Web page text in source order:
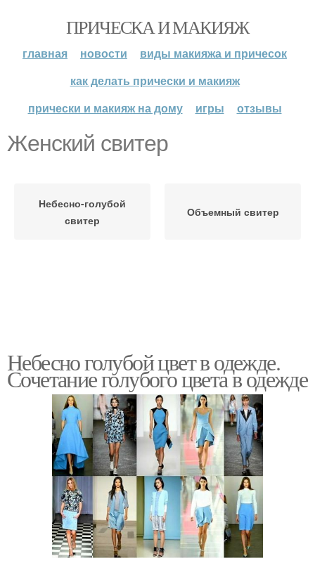
ПРИЧЕСКА И МАКИЯЖ
главная новости
виды макияжа и причесок
как делать прически и макияж
прически и макияж на дому
игры отзывы
Женский свитер
Небесно-голубой
свитер
Объемный свитер
Небесно голубой цвет в одежде.
Сочетание голубого цвета в одежде